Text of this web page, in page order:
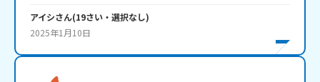
アイシさん(19さい・ 選択なし)
2025年1月10日